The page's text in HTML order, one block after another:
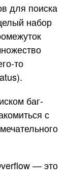
для поиска
набор
то
баг-
с
— это